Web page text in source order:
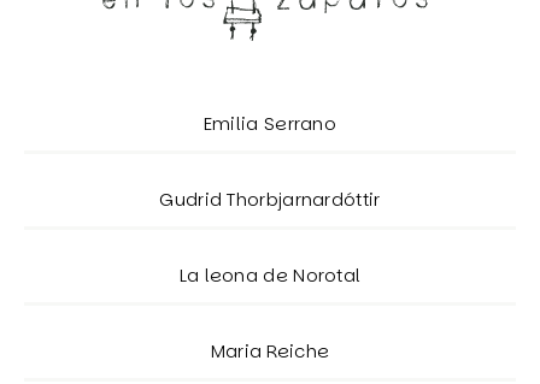
Emilia Serrano
Gudrid Thorbjarnardóttir
La leona de Norotal
Maria Reiche